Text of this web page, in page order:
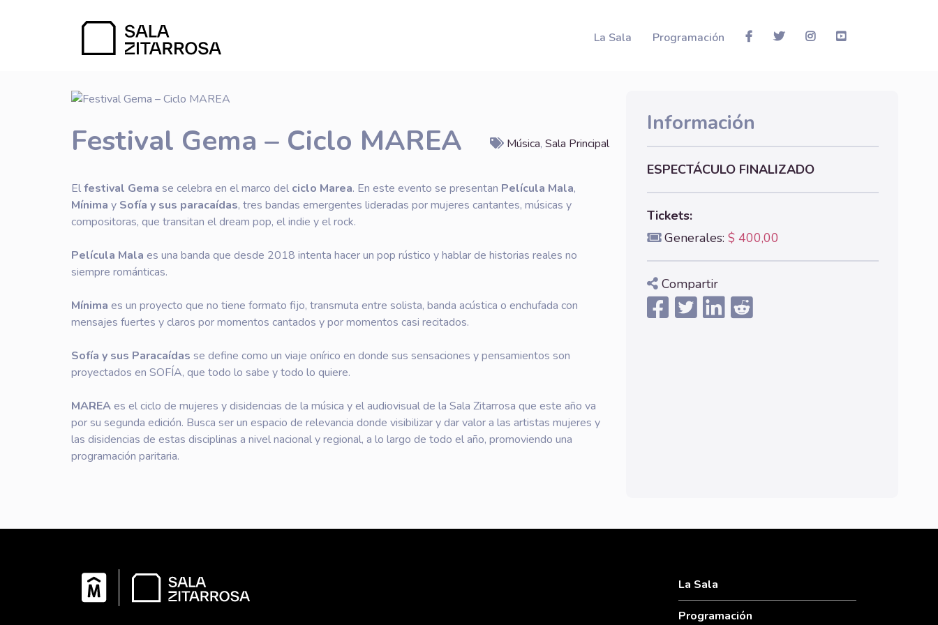
La Sala Programación
Festival Gema – Ciclo MAREA Música, Sala Principal
Elfestival Gema se celebra en el marco del ciclo Marea. En este evento se presentan Película Mala,
Mínima y Sofía y sus paracaídas, tres bandas emergentes lideradas por mujeres cantantes, músicas y
compositoras, que transitan el dream pop, el indie y el rock.
Película Mala es una banda que desde 2018 intenta hacer un pop rústico y hablar de historias reales no
siempre románticas.
Mínima es un proyecto que no tiene formato fijo, transmuta entre solista, banda acústica o enchufada con
mensajes fuertes y claros por momentos cantados y por momentos casi recitados.
Sofía y sus Paracaídas se define como un viaje onírico en donde sus sensaciones y pensamientos son
proyectados en SOFÍA, que todo lo sabe y todo lo quiere.
MAREAes el ciclo de mujeres y disidencias de la música y el audiovisual de la Sala Zitarrosa que este año va
por su segunda edición. Busca ser un espacio de relevancia donde visibilizar y dar valor a las artistas mujeres y
las disidencias de estas disciplinas a nivel nacional y regional, a lo largo de todo el año, promoviendo una
programación paritaria.
Información
ESPECTÁCULO FINALIZADO
Tickets:
Generales: $ 400,00
Compartir
La Sala
Programación